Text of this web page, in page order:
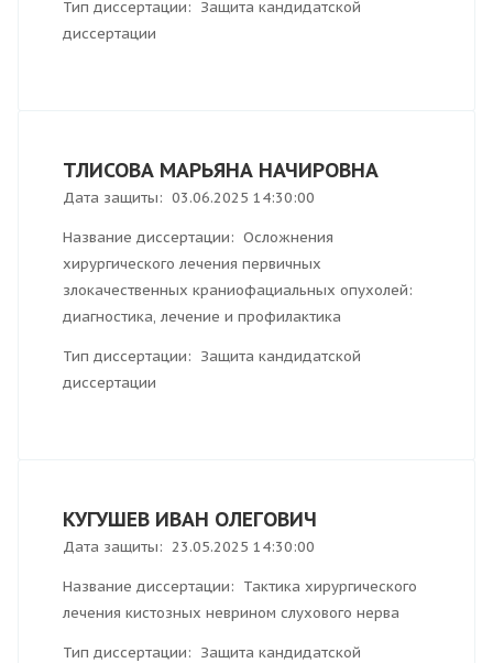
Тип диссертации: Защита кандидатской
диссертации
ТЛИСОВА МАРЬЯНА НАЧИРОВНА
Дата защиты: 03.06.2025 14:30:00
Название диссертации: Осложнения
хирургического лечения первичных
злокачественных краниофациальных опухолей:
диагностика, лечение и профилактика
Тип диссертации: Защита кандидатской
диссертации
КУГУШЕВ ИВАН ОЛЕГОВИЧ
Дата защиты: 23.05.2025 14:30:00
Название диссертации: Тактика хирургического
лечения кистозных неврином слухового нерва
Тип диссертации: Защита кандидатской